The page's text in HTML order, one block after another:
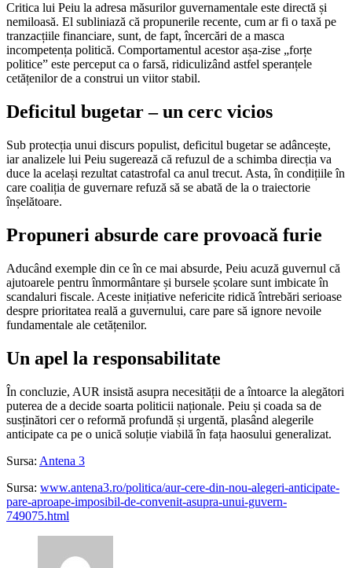
Critica lui Peiu la adresa măsurilor guvernamentale este directă și
nemiloasă. El subliniază că propunerile recente, cum ar fi o taxă pe
tranzacțiile financiare, sunt, de fapt, încercări de a masca
incompetența politică. Comportamentul acestor așa-zise „forțe
politice” este perceput ca o farsă, ridiculizând astfel speranțele
cetățenilor de a construi un viitor stabil.
Deficitul bugetar – un cerc vicios
Sub protecția unui discurs populist, deficitul bugetar se adâncește,
iar analizele lui Peiu sugerează că refuzul de a schimba direcția va
duce la același rezultat catastrofal ca anul trecut. Asta, în condițiile în
care coaliția de guvernare refuză să se abată de la o traiectorie
înșelătoare.
Propuneri absurde care provoacă furie
Aducând exemple din ce în ce mai absurde, Peiu acuză guvernul că
ajutoarele pentru înmormântare și bursele școlare sunt imbicate în
scandaluri fiscale. Aceste inițiative nefericite ridică întrebări serioase
despre prioritatea reală a guvernului, care pare să ignore nevoile
fundamentale ale cetățenilor.
Un apel la responsabilitate
În concluzie, AUR insistă asupra necesității de a întoarce la alegători
puterea de a decide soarta politicii naționale. Peiu și coada sa de
susținători cer o reformă profundă și urgentă, plasând alegerile
anticipate ca pe o unică soluție viabilă în fața haosului generalizat.
Sursa: Antena 3
Sursa: www.antena3.ro/politica/aur-cere-din-nou-alegeri-anticipate-
pare-aproape-imposibil-de-convenit-asupra-unui-guvern-
749075.html